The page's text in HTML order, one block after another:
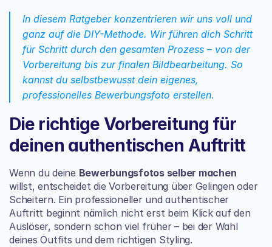
In diesem Ratgeber konzentrieren wir uns voll und
ganz auf die DIY-Methode. Wir führen dich Schritt
für Schritt durch den gesamten Prozess – von der
Vorbereitung bis zur finalen Bildbearbeitung. So
kannst du selbstbewusst dein eigenes,
professionelles Bewerbungsfoto erstellen.
Die richtige Vorbereitung für
deinen authentischen Auftritt
Wenn du deine Bewerbungsfotos selber machen
willst, entscheidet die Vorbereitung über Gelingen oder
Scheitern. Ein professioneller und authentischer
Auftritt beginnt nämlich nicht erst beim Klick auf den
Auslöser, sondern schon viel früher – bei der Wahl
deines Outfits und dem richtigen Styling.